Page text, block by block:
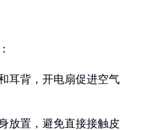
耳背，开电扇促进空气
放置，避免直接接触皮